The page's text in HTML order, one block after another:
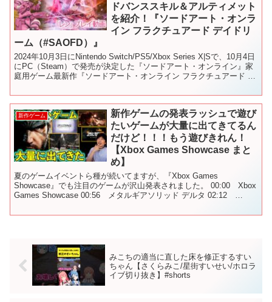
ドバンススキル＆アルティメット
を紹介！『ソードアート・オンラ
イン フラクチュアード デイドリ
ーム（#SAOFD）』
2024年10月3日にNintendo Switch/PS5/Xbox Series X|Sで、10月4日
にPC（Steam）で発売が決定した『ソードアート・オンライン』家
庭用ゲーム最新作『ソードアート・オンライン フラクチュアード デ
新作ゲーム
新作ゲームの発表ラッシュで遊び
たいゲームが大量に出てきてるん
だけど！！！もう遊びきれん！
【Xbox Games Showcase まと
め】
夏のゲームイベントら種が続いてますが、『Xbox Games
Showcase』でも注目のゲームが沢山発表されました。 00:00 Xbox
Games Showcase 00:56 メタルギアソリッド デルタ 02:12
みこちの適当に直した床を修正するすい
ちゃん【さくらみこ/星街すいせい/ホロラ
イブ切り抜き】#shorts